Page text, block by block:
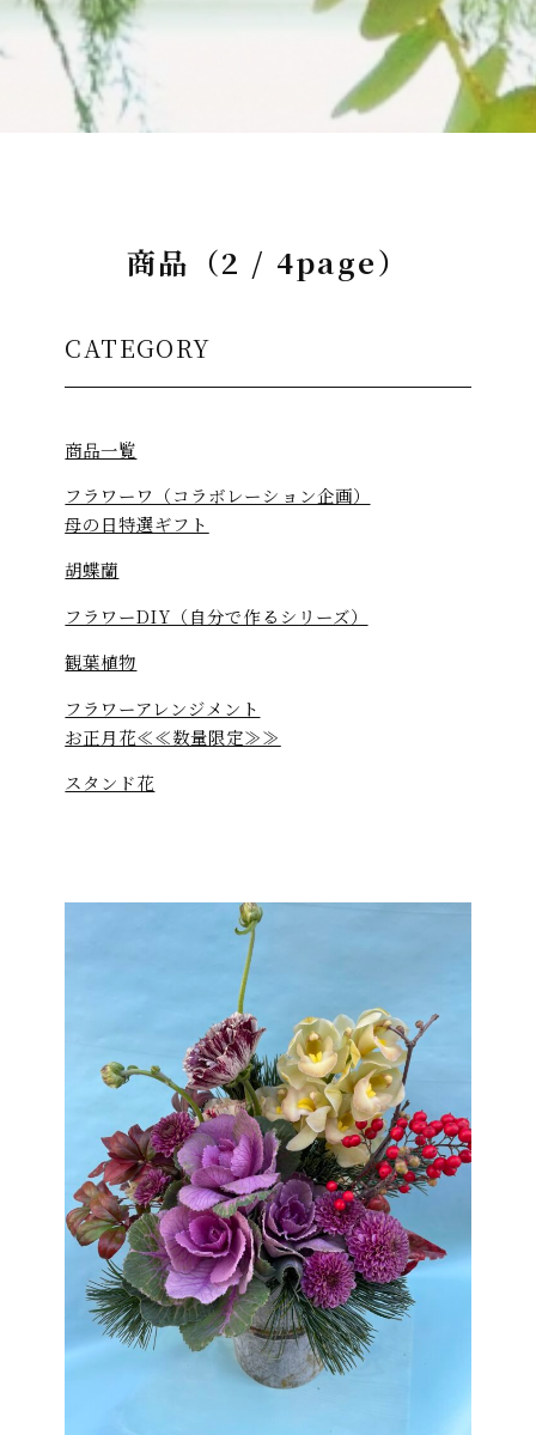
商品（2 / 4page）
CATEGORY
商品一覧
フラワーワ（コラボレーション企画）
母の日特選ギフト
胡蝶蘭
フラワーDIY（自分で作るシリーズ）
観葉植物
フラワーアレンジメント
お正月花≪≪数量限定≫≫
スタンド花